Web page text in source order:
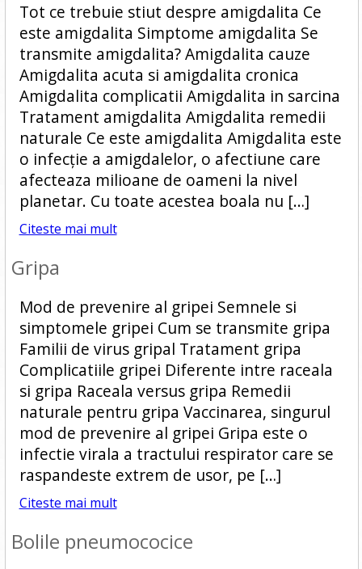
Tot ce trebuie stiut despre amigdalita Ce
este amigdalita Simptome amigdalita Se
transmite amigdalita? Amigdalita cauze
Amigdalita acuta si amigdalita cronica
Amigdalita complicatii Amigdalita in sarcina
Tratament amigdalita Amigdalita remedii
naturale Ce este amigdalita Amigdalita este
o infecție a amigdalelor, o afectiune care
afecteaza milioane de oameni la nivel
planetar. Cu toate acestea boala nu […]
Citeste mai mult
Gripa
Mod de prevenire al gripei Semnele si
simptomele gripei Cum se transmite gripa
Familii de virus gripal Tratament gripa
Complicatiile gripei Diferente intre raceala
si gripa Raceala versus gripa Remedii
naturale pentru gripa Vaccinarea, singurul
mod de prevenire al gripei Gripa este o
infectie virala a tractului respirator care se
raspandeste extrem de usor, pe […]
Citeste mai mult
Bolile pneumococice